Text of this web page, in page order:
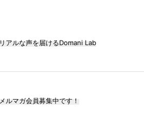
リアルな声を届けるDomani Lab
メルマガ会員募集中です！